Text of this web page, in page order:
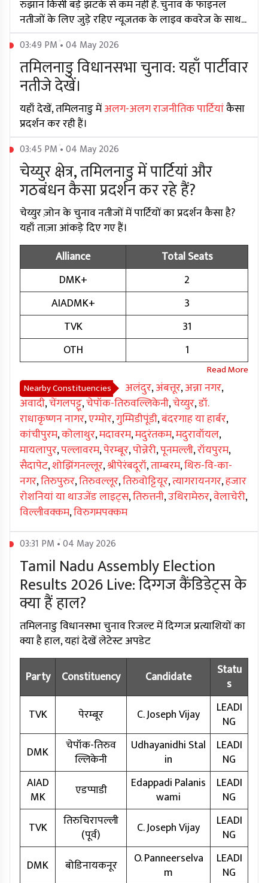
रुझान किसी बड़े झटके से कम नहीं है. चुनाव के फाइनल
नतीजों के लिए जुड़े रहिए न्यूजतक के लाइव कवरेज के साथ...
03:49 PM • 04 May 2026
तमिलनाडु विधानसभा चुनाव: यहाँ पार्टीवार
नतीजे देखें।
यहाँ देखें, तमिलनाडु मेंअलग-अलग राजनीतिक पार्टियांकैसा
प्रदर्शन कर रही हैं।
03:45 PM • 04 May 2026
चेय्युर क्षेत्र, तमिलनाडु में पार्टियां और
गठबंधन कैसा प्रदर्शन कर रहे हैं?
चेय्युर ज़ोन के चुनाव नतीजों में पार्टियों का प्रदर्शन कैसा है?
यहाँ ताज़ा आंकड़े दिए गए हैं।
Alliance
Total Seats
DMK+
2
AIADMK+
3
TVK
31
OTH
1
Nearby Constituencies अलंदुर,अंबत्तूर,अन्ना नगर,
अवादी,चेंगलपट्टू,चेपॉक-तिरुवल्लिकेनी,चेय्युर,डॉ.
राधाकृष्णन नागर,एग्मोर,गुम्मिडीपूंडी,बंदरगाह या हार्बर,
कांचीपुरम,कोलाथुर,मदावरम,मदुरंतकम,मदुरावॉयल,
मायलापुर,पल्लावरम,पेरम्बूर,पोन्नेरी,पूनमल्ली,रॉयपुरम,
सैदापेट,शोझिंगनल्लूर,श्रीपेरंबदूरॉ,ताम्बरम,थिरु-वि-का-
नगर,तिरुपुरुर,तिरुवल्लूर,तिरुवोट्टियूर,त्यागरायनगर,हजार
रोशनियां या थाउजेंड लाइट्स,तिरुत्तनी,उथिरामेरुर,वेलाचेरी,
विल्लीवक्कम,विरुगमपक्कम
03:31 PM • 04 May 2026
Tamil Nadu Assembly Election
Results 2026 Live: दिग्गज कैंडिडेट्स के
क्या हैं हाल?
तमिलनाडु विधानसभा चुनाव रिजल्ट में दिग्गज प्रत्याशियों का
क्या है हाल, यहां देखें लेटेस्ट अपडेट
Party
Constituency Candidate
Statu
s
TVK
पेरम्बूर C. Joseph Vijay
LEADI
NG
DMK
चेपॉक-तिरुव
ल्लिकेनी
Udhayanidhi Stal
in
LEADI
NG
AIAD
MK
एडप्पाडी
Edappadi Palanis
wami
LEADI
NG
TVK
तिरुचिरापल्ली
(पूर्व)
C. Joseph Vijay
LEADI
NG
DMK
बोडिनायकनूर
O. Panneerselva
m
LEADI
NG